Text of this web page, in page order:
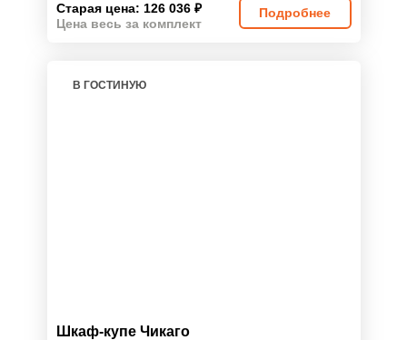
Старая цена: 126 036 ₽
Цена весь за комплект
Подробнее
В ГОСТИНУЮ
Шкаф-купе Чикаго